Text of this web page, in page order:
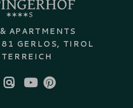
APARTMENTS
GERLOS, TIROL